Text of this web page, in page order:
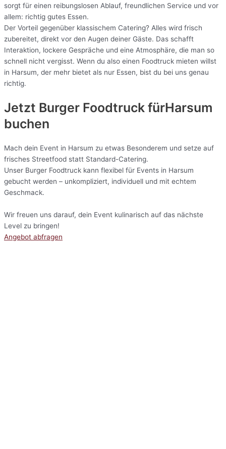
sorgt für einen reibungslosen Ablauf, freundlichen Service und vor
allem: richtig gutes Essen.
Der Vorteil gegenüber klassischem Catering? Alles wird frisch
zubereitet, direkt vor den Augen deiner Gäste. Das schafft
Interaktion, lockere Gespräche und eine Atmosphäre, die man so
schnell nicht vergisst. Wenn du also einen Foodtruck mieten willst
in Harsum, der mehr bietet als nur Essen, bist du bei uns genau
richtig.
Jetzt Burger Foodtruck fürHarsum
buchen
Mach dein Event in Harsum zu etwas Besonderem und setze auf
frisches Streetfood statt Standard-Catering.
Unser Burger Foodtruck kann flexibel für Events in Harsum
gebucht werden – unkompliziert, individuell und mit echtem
Geschmack.
Wir freuen uns darauf, dein Event kulinarisch auf das nächste
Level zu bringen!
Angebot abfragen